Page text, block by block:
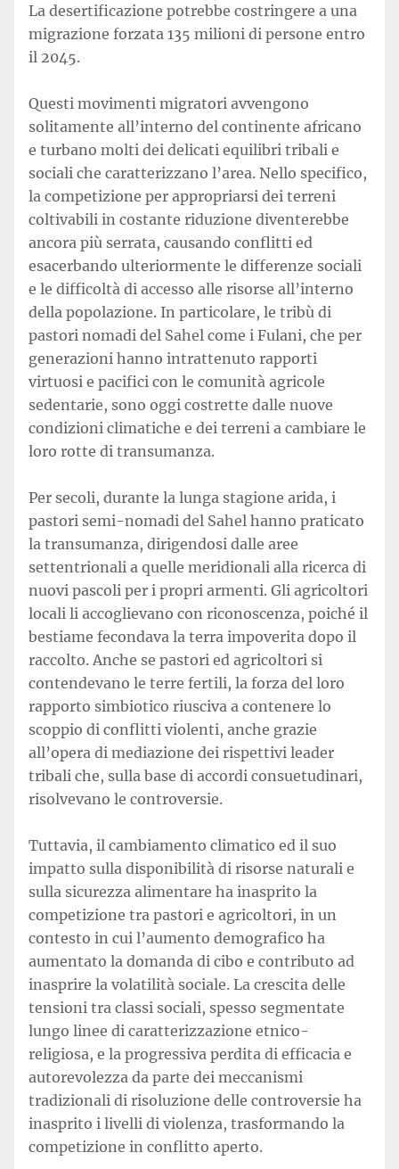
La desertificazione potrebbe costringere a una
migrazione forzata 135 milioni di persone entro
il 2045.
Questi movimenti migratori avvengono
solitamente all’interno del continente africano
e turbano molti dei delicati equilibri tribali e
sociali che caratterizzano l’area. Nello specifico,
la competizione per appropriarsi dei terreni
coltivabili in costante riduzione diventerebbe
ancora più serrata, causando conflitti ed
esacerbando ulteriormente le differenze sociali
e le difficoltà di accesso alle risorse all’interno
della popolazione. In particolare, le tribù di
pastori nomadi del Sahel come i Fulani, che per
generazioni hanno intrattenuto rapporti
virtuosi e pacifici con le comunità agricole
sedentarie, sono oggi costrette dalle nuove
condizioni climatiche e dei terreni a cambiare le
loro rotte di transumanza.
Per secoli, durante la lunga stagione arida, i
pastori semi-nomadi del Sahel hanno praticato
la transumanza, dirigendosi dalle aree
settentrionali a quelle meridionali alla ricerca di
nuovi pascoli per i propri armenti. Gli agricoltori
locali li accoglievano con riconoscenza, poiché il
bestiame fecondava la terra impoverita dopo il
raccolto. Anche se pastori ed agricoltori si
contendevano le terre fertili, la forza del loro
rapporto simbiotico riusciva a contenere lo
scoppio di conflitti violenti, anche grazie
all’opera di mediazione dei rispettivi leader
tribali che, sulla base di accordi consuetudinari,
risolvevano le controversie.
Tuttavia, il cambiamento climatico ed il suo
impatto sulla disponibilità di risorse naturali e
sulla sicurezza alimentare ha inasprito la
competizione tra pastori e agricoltori, in un
contesto in cui l’aumento demografico ha
aumentato la domanda di cibo e contributo ad
inasprire la volatilità sociale. La crescita delle
tensioni tra classi sociali, spesso segmentate
lungo linee di caratterizzazione etnico-
religiosa, e la progressiva perdita di efficacia e
autorevolezza da parte dei meccanismi
tradizionali di risoluzione delle controversie ha
inasprito i livelli di violenza, trasformando la
competizione in conflitto aperto.